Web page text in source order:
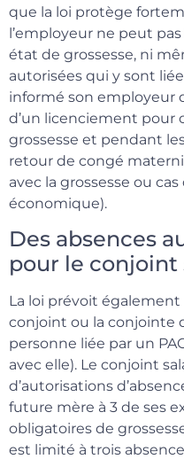
que la loi protège
l’employeur ne peut
état de grossesse, ni
autorisées qui y sont
informé son employeur
d’un licenciement pour
grossesse et pendant
retour de congé
avec la grossesse ou
économique).
Des absences
pour le conjoint
La loi prévoit
conjoint ou la conjointe
personne liée par un
avec elle). Le conjoint
d’autorisations
future mère à 3 de ses
obligatoires de
est limité à trois